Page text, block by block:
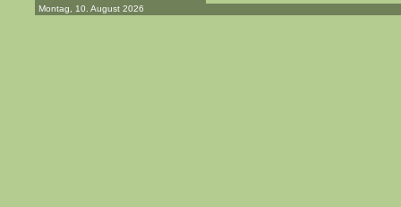
Montag, 10. August 2026